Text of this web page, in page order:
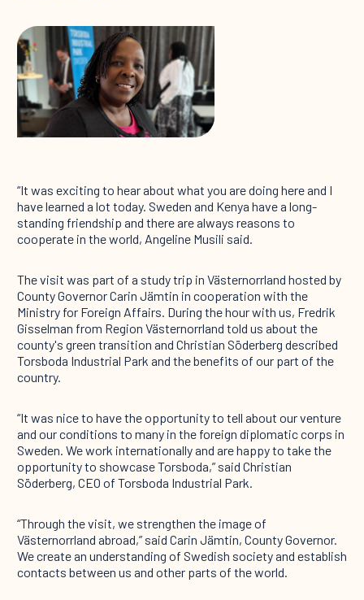
“It was exciting to hear about what you are doing here and I
have learned a lot today. Sweden and Kenya have a long-
standing friendship and there are always reasons to
cooperate in the world, Angeline Musili said.
The visit was part of a study trip in Västernorrland hosted by
County Governor Carin Jämtin in cooperation with the
Ministry for Foreign Affairs. During the hour with us, Fredrik
Gisselman from Region Västernorrland told us about the
county's green transition and Christian Söderberg described
Torsboda Industrial Park and the benefits of our part of the
country.
“It was nice to have the opportunity to tell about our venture
and our conditions to many in the foreign diplomatic corps in
Sweden. We work internationally and are happy to take the
opportunity to showcase Torsboda,” said Christian
Söderberg, CEO of Torsboda Industrial Park.
“Through the visit, we strengthen the image of
Västernorrland abroad,” said Carin Jämtin, County Governor.
We create an understanding of Swedish society and establish
contacts between us and other parts of the world.